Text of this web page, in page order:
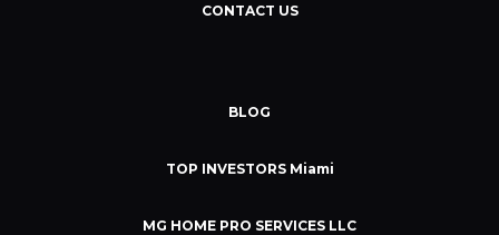
CONTACT US
BLOG
TOP INVESTORS Miami
MG HOME PRO SERVICES LLC